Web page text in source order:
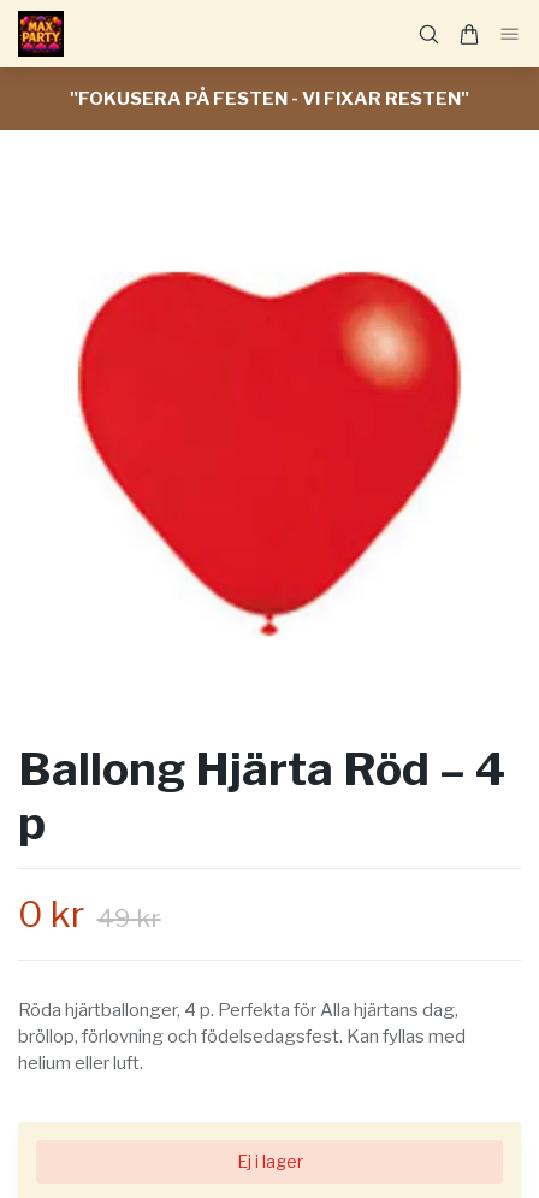
"FOKUSERA PÅ FESTEN - VI FIXAR RESTEN"
Ballong Hjärta Röd – 4
p
0 kr 49 kr
Röda hjärtballonger, 4 p. Perfekta för Alla hjärtans dag,
bröllop, förlovning och födelsedagsfest. Kan fyllas med
helium eller luft.
Ej i lager